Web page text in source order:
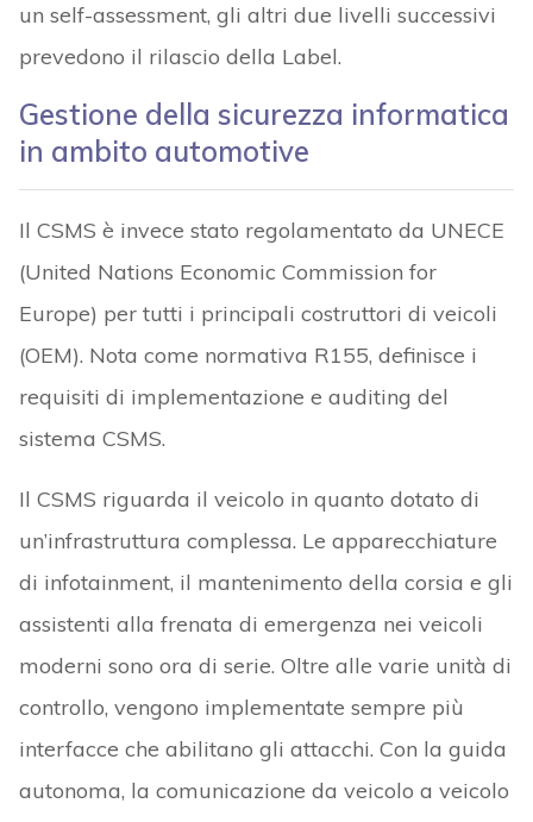
un self-assessment, gli altri due livelli successivi
prevedono il rilascio della Label.
Gestione della sicurezza informatica
in ambito automotive
Il CSMS è invece stato regolamentato da UNECE
(United Nations Economic Commission for
Europe) per tutti i principali costruttori di veicoli
(OEM). Nota come normativa R155, definisce i
requisiti di implementazione e auditing del
sistema CSMS.
Il CSMS riguarda il veicolo in quanto dotato di
un’infrastruttura complessa. Le apparecchiature
di infotainment, il mantenimento della corsia e gli
assistenti alla frenata di emergenza nei veicoli
moderni sono ora di serie. Oltre alle varie unità di
controllo, vengono implementate sempre più
interfacce che abilitano gli attacchi. Con la guida
autonoma, la comunicazione da veicolo a veicolo